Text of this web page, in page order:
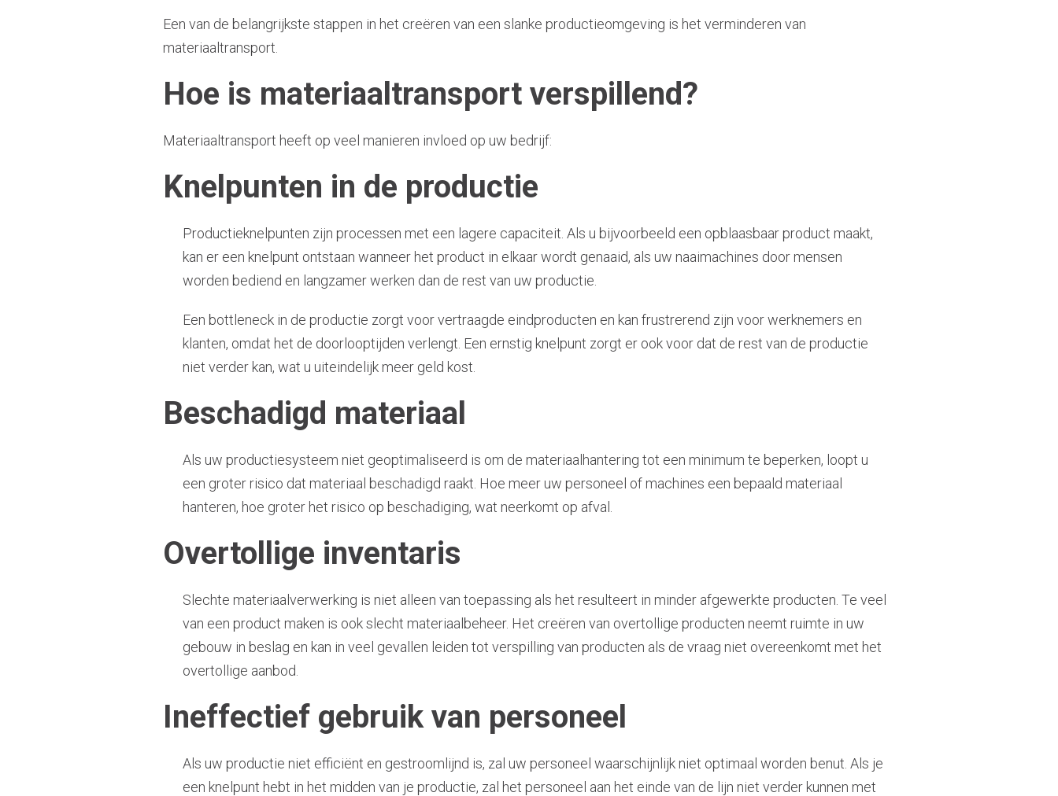
Een van de belangrijkste stappen in het creëren van een slanke productieomgeving is het verminderen van
materiaaltransport.
Hoe is materiaaltransport verspillend?
Materiaaltransport heeft op veel manieren invloed op uw bedrijf:
Knelpunten in de productie
Productieknelpunten zijn processen met een lagere capaciteit. Als u bijvoorbeeld een opblaasbaar product maakt,
kan er een knelpunt ontstaan wanneer het product in elkaar wordt genaaid, als uw naaimachines door mensen
worden bediend en langzamer werken dan de rest van uw productie.
Een bottleneck in de productie zorgt voor vertraagde eindproducten en kan frustrerend zijn voor werknemers en
klanten, omdat het de doorlooptijden verlengt. Een ernstig knelpunt zorgt er ook voor dat de rest van de productie
niet verder kan, wat u uiteindelijk meer geld kost.
Beschadigd materiaal
Als uw productiesysteem niet geoptimaliseerd is om de materiaalhantering tot een minimum te beperken, loopt u
een groter risico dat materiaal beschadigd raakt. Hoe meer uw personeel of machines een bepaald materiaal
hanteren, hoe groter het risico op beschadiging, wat neerkomt op afval.
Overtollige inventaris
Slechte materiaalverwerking is niet alleen van toepassing als het resulteert in minder afgewerkte producten. Te veel
van een product maken is ook slecht materiaalbeheer. Het creëren van overtollige producten neemt ruimte in uw
gebouw in beslag en kan in veel gevallen leiden tot verspilling van producten als de vraag niet overeenkomt met het
overtollige aanbod.
Ineffectief gebruik van personeel
Als uw productie niet efficiënt en gestroomlijnd is, zal uw personeel waarschijnlijk niet optimaal worden benut. Als je
een knelpunt hebt in het midden van je productie, zal het personeel aan het einde van de lijn niet verder kunnen met